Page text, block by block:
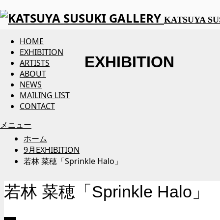
KATSUYA
HOME
EXHIBITION
ARTISTS
ABOUT
NEWS
MAILING LIST
CONTACT
メニュー
EXHIBITION
ホーム
9月EXHIBITION
若林 菜穂「Sprinkle Halo」
若林 菜穂「Sprinkle Halo」